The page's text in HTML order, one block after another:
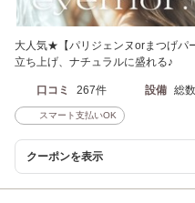
大人気★【パリジェンヌorまつげパ
立ち上げ、ナチュラルに盛れる♪
口コミ 267件 設備 総
スマート支払いOK
クーポンを表示